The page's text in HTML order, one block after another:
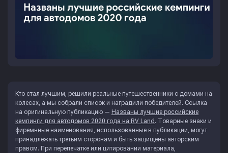
Кто стал лучшим, решили реальные путешественники с домами на
колесах, а мы собрали список и наградили победителей. Ссылка
на оригинальную публикацию — Названы лучшие российские
кемпинги для автодомов 2020 года на RV Land . Товарные знаки и
фиремнные наименования, использованные в публикации, могут
принадлежать третьим сторонам и быть защищены авторским
правом. При перепечатке или цитировании материала,